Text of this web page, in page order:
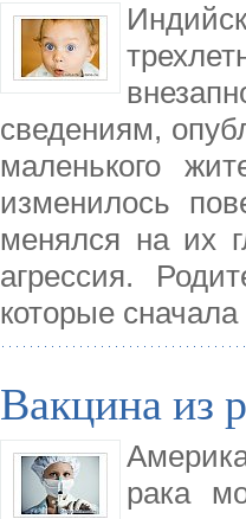
сведениям,
маленького
изменилось
менялся на их
агрессия.
которые
Вакцина из
рака